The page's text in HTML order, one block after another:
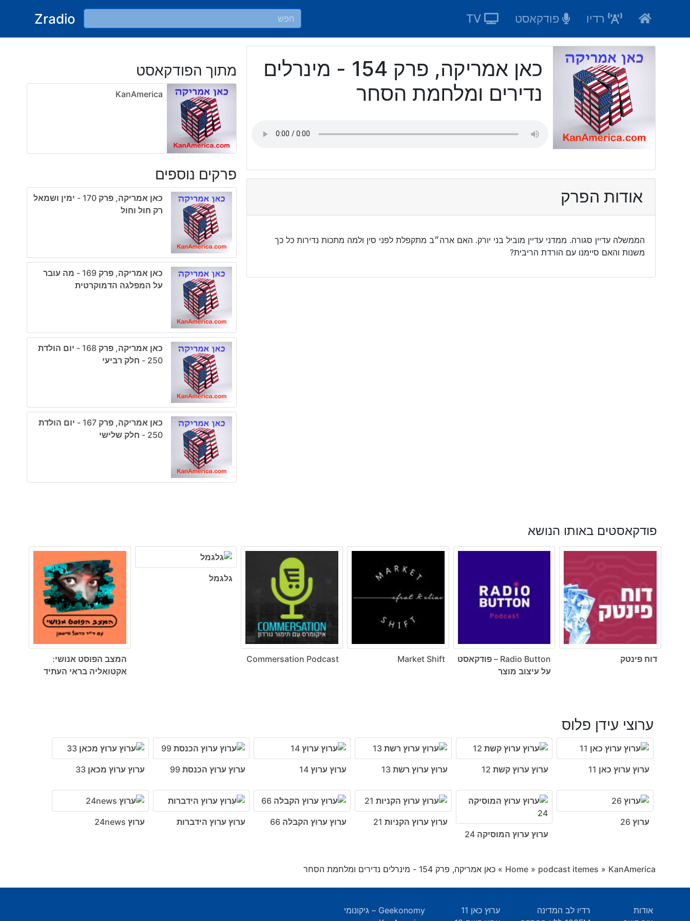
Zradio רדיו פודקאסט
כאן אמריקה, פרק 154 - מינרלים
נדירים ומלחמת הסחר
אודות הפרק
הממשלה עדיין סגורה. ממדני עדיין מוביל בני יורק. האם ארה״ב מתקפלת לפני סין ולמה מתכות נדירות כל כך
משנות והאם סיימנו עם הורדת הריבית?
מתוך הפודקאסט
KanAmerica
פרקים נוספים
כאן אמריקה, פרק 170 - ימין ושמאל
רק חול וחול
כאן אמריקה, פרק 169 - מה עובר
על המפלגה הדמוקרטית
כאן אמריקה, פרק 168 - יום הולדת
250 - חלק רביעי
כאן אמריקה, פרק 167 - יום הולדת
250 - חלק שלישי
פודקאסטים באותו הנושא
דוח פינטק
Radio Button – פודקאסט
על עיצוב מוצר
Market Shift
Commersation Podcast
גלגמל
המצב הפוסט אנושי:
אקטואליה בראי העתיד
ערוצי עידן פלוס
ערוץ ערוץ כאן 11 ערוץ ערוץ קשת 12 ערוץ ערוץ רשת 13 ערוץ ערוץ 14 ערוץ ערוץ הכנסת 99 ערוץ ערוץ מכאן 33
ערוץ 26
ערוץ ערוץ המוסיקה 24
ערוץ ערוץ הקניות 21 ערוץ ערוץ הקבלה 66 ערוץ ערוץ הידברות ערוץ 24news
Home » podcast itemes » KanAmerica
» כאן אמריקה, פרק 154 - מינרלים נדירים ומלחמת הסחר
אודות
רדיו לב המדינה
ערוץ כאן 11
Geekonomy – גיקונומי